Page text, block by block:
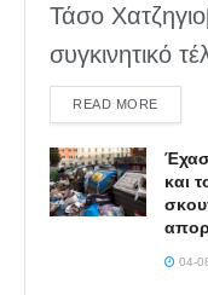
Τάσο
συγκινητικό
READ MOREDETAILS
και
04-